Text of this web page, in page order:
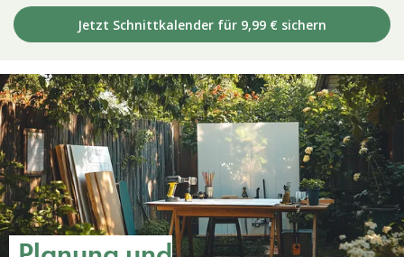
Jetzt Schnittkalender für 9,99 € sichern